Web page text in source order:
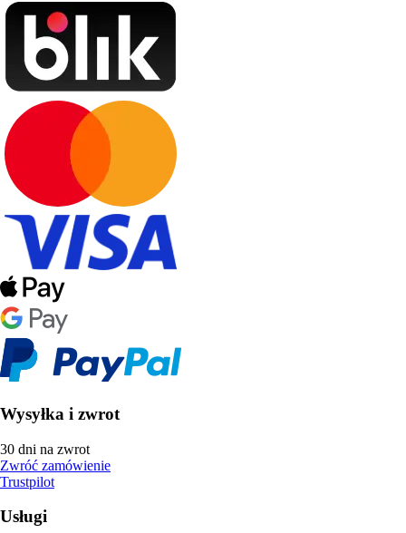
Wysyłka i zwrot
30 dni na zwrot
Zwróć zamówienie
Trustpilot
Usługi